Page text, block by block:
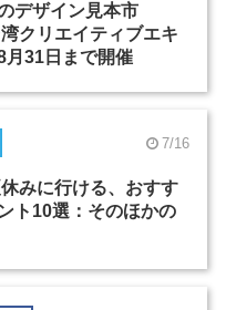
デザイン見本市
湾クリエイティブエキ
月31日まで開催
7/16
みに行ける、おすす
ト10選：そのほかの